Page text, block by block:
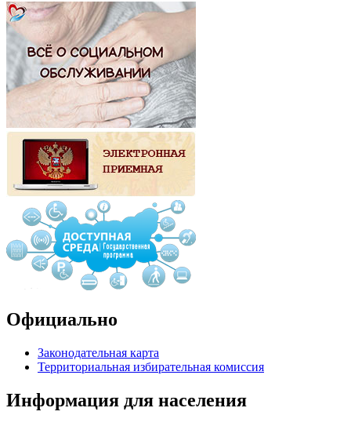
Официально
Законодательная карта
Территориальная избирательная комиссия
Информация для населения